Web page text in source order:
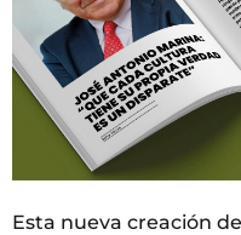
Esta nueva creación